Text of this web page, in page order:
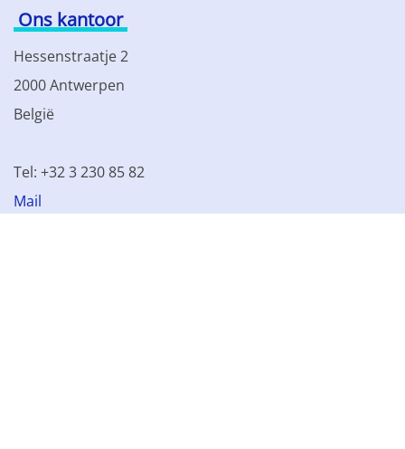
Ons kantoor
Hessenstraatje 2
2000 Antwerpen
België
Tel: +32 3 230 85 82
Mail